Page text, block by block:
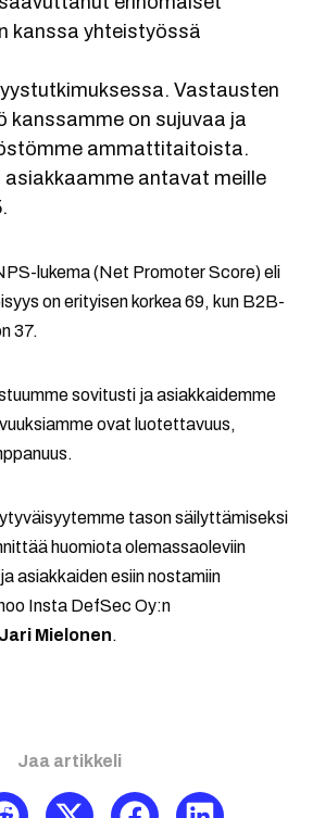
kanssa yhteistyössä
Vastausten
kanssamme on sujuvaa ja
ammattitaitoista.
antavat meille
lukema (Net Promoter Score) eli
on erityisen korkea 69, kun B2B-
37.
sovitusti ja asiakkaidemme
ovat luotettavuus,
tason säilyttämiseksi
huomiota olemassaoleviin
asiakkaiden esiin nostamiin
Insta DefSec Oy:n
Jari Mielonen.
Jaa artikkeli